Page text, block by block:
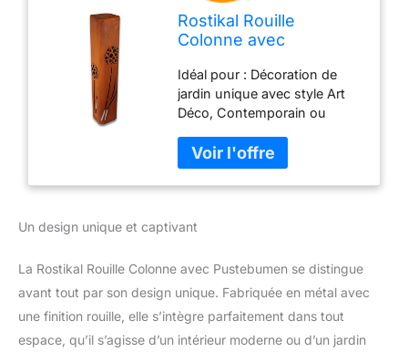
Rostikal Rouille
Colonne avec
Metalldesing avec Pfiff
De Design Unique
Idéal pour : Décoration de
jardin unique avec style Art
Déco, Contemporain ou
robuste : Sculpture en métal
résistante aux intempéries
pour une utilisation en
Profondeur de 10 cm, largeur
100 cm pour un impact visuel
maximal Occasions adaptées
: Parfait pour les pendaisons
de crémaillère, anniversaires
et autres événements
Un design unique et captivant
La Rostikal Rouille Colonne avec Pustebumen se distingue
avant tout par son design unique. Fabriquée en métal avec
une finition rouille, elle s’intègre parfaitement dans tout
espace, qu’il s’agisse d’un intérieur moderne ou d’un jardin